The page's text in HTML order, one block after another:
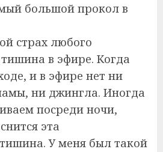
большой прокол в
страх любого
в эфире. Когда
и в эфире нет ни
ни джингла. Иногда
посреди ночи,
эта
У меня был такой